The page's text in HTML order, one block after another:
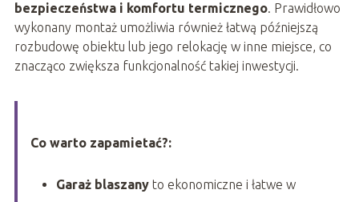
bezpieczeństwa i komfortu termicznego. Prawidłowo
wykonany montaż umożliwia również łatwą późniejszą
rozbudowę obiektu lub jego relokację w inne miejsce, co
znacząco zwiększa funkcjonalność takiej inwestycji.
Co warto zapamietać?:
Garaż blaszanyto ekonomiczne i łatwe w